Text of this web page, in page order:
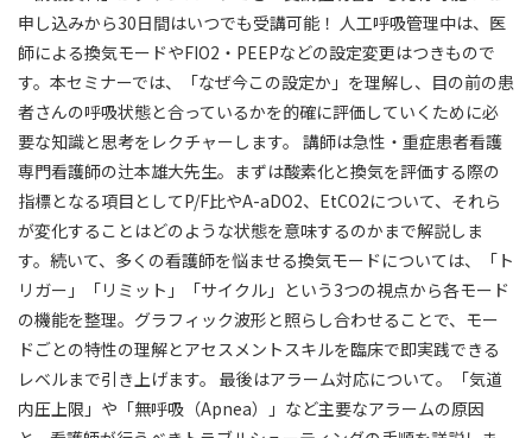
申し込みから30日間はいつでも受講可能！ 人工呼吸管理中は、医
師による換気モードやFIO2・PEEPなどの設定変更はつきもので
す。本セミナーでは、「なぜ今この設定か」を理解し、目の前の患
者さんの呼吸状態と合っているかを的確に評価していくために必
要な知識と思考をレクチャーします。 講師は急性・重症患者看護
専門看護師の辻本雄大先生。まずは酸素化と換気を評価する際の
指標となる項目としてP/F比やA-aDO2、EtCO2について、それら
が変化することはどのような状態を意味するのかまで解説しま
す。続いて、多くの看護師を悩ませる換気モードについては、「ト
リガー」「リミット」「サイクル」という3つの視点から各モード
の機能を整理。グラフィック波形と照らし合わせることで、モー
ドごとの特性の理解とアセスメントスキルを臨床で即実践できる
レベルまで引き上げます。 最後はアラーム対応について。「気道
内圧上限」や「無呼吸（Apnea）」など主要なアラームの原因